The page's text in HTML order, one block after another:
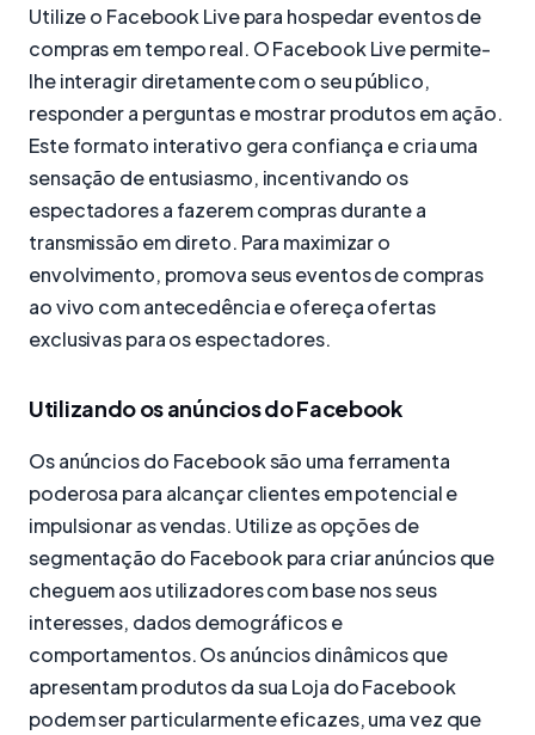
Utilize o Facebook Live para hospedar eventos de
compras em tempo real. O Facebook Live permite-
lhe interagir diretamente com o seu público,
responder a perguntas e mostrar produtos em ação.
Este formato interativo gera confiança e cria uma
sensação de entusiasmo, incentivando os
espectadores a fazerem compras durante a
transmissão em direto. Para maximizar o
envolvimento, promova seus eventos de compras
ao vivo com antecedência e ofereça ofertas
exclusivas para os espectadores.
Utilizando os anúncios do Facebook
Os anúncios do Facebook são uma ferramenta
poderosa para alcançar clientes em potencial e
impulsionar as vendas. Utilize as opções de
segmentação do Facebook para criar anúncios que
cheguem aos utilizadores com base nos seus
interesses, dados demográficos e
comportamentos. Os anúncios dinâmicos que
apresentam produtos da sua Loja do Facebook
podem ser particularmente eficazes, uma vez que